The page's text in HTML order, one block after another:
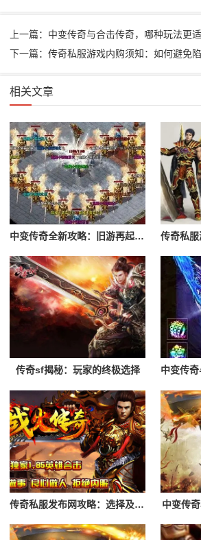
上一篇：中变传奇与合击传奇，哪种玩法更适
下一篇：传奇私服游戏内购须知：如何避免
相关文章
中变传奇全新攻略：旧游再起，谁是最强霸主
传奇sf揭秘：玩家的终极选择
传奇私服发布网攻略：选择及登录流程解析 中变传